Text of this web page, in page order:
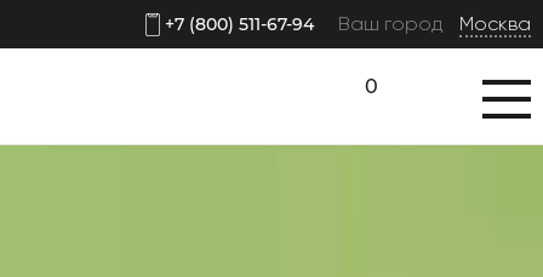
+7 (800) 511-67-94 Ваш город Москва
0